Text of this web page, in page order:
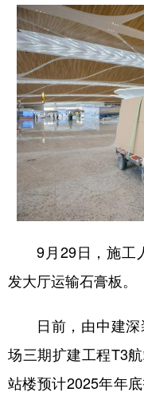
9月29日，施工
发大厅运输石膏板。
日前，由中建
场三期扩建工程T3
站楼预计2025年年